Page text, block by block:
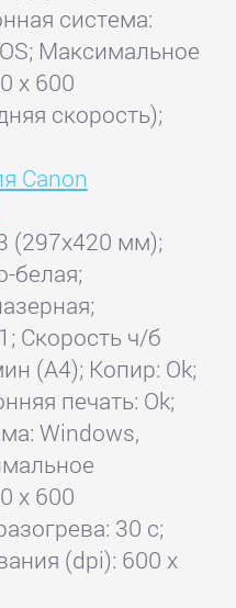
система:
Максимальное
x 600
скорость);
Canon
(297x420 мм);
белая;
Скорость ч/б
(A4); Копир: Ok;
печать: Ok;
Windows,
x 600
30 с;
(dpi): 600 x